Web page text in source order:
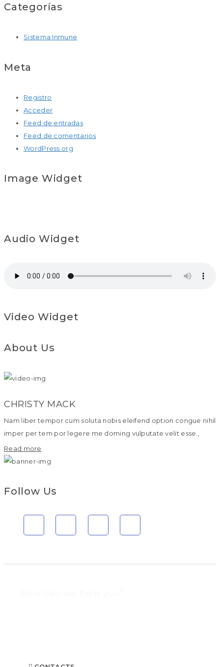
Categorías
Sistema Inmune
Meta
Registro
Acceder
Feed de entradas
Feed de comentarios
WordPress.org
Image Widget
Audio Widget
Video Widget
About Us
CHRISTY MACK
Nam liber tempor cum soluta nobis eleifend option congue nihil
imper per tem por legere me doming vulputate velit esse.,
Read more
Follow Us